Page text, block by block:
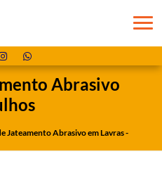
Abrasivo
Jateamento Abrasivo em Lavras -